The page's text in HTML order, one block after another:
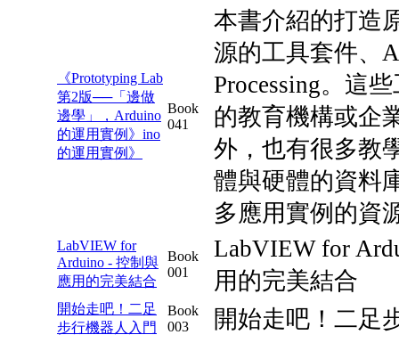
《Prototyping Lab
第2版──「邊做
邊學」，Arduino
的運用實例》ino
的運用實例》
Book
041
本書介紹的打造
源的工具套件、
Processing。這
的教育機構或企
外，也有很多教
體與硬體的資料
多應用實例的資
LabVIEW for
Arduino - 控制與
應用的完美結合
Book
001
LabVIEW for
用的完美結合
開始走吧！二足
步行機器人入門
Book
003
開始走吧！二足